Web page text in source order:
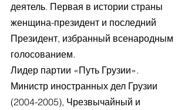
деятель. Первая в истории страны
женщина-президент и последний
Президент, избранный всенародным
голосованием.
Лидер партии «Путь Грузии».
Министр иностранных дел Грузии
(2004-2005), Чрезвычайный и